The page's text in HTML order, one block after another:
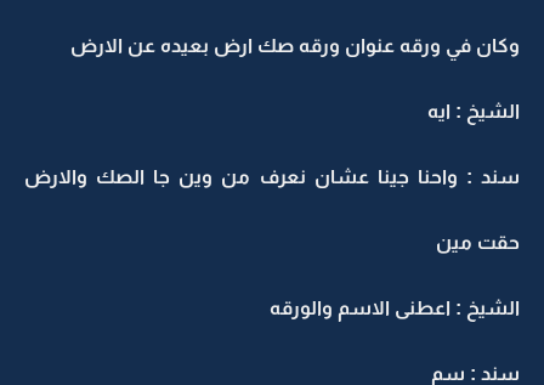
وكان في ورقه عنوان ورقه صك ارض بعيده عن الارض
الشيخ : ايه
سند : واحنا جينا عشان نعرف من وين جا الصك والارض
حقت مين
الشيخ : اعطنى الاسم والورقه
سند : سم